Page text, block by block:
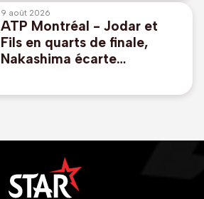
9 août 2026
ATP Montréal - Jodar et
Fils en quarts de finale,
Nakashima écarte